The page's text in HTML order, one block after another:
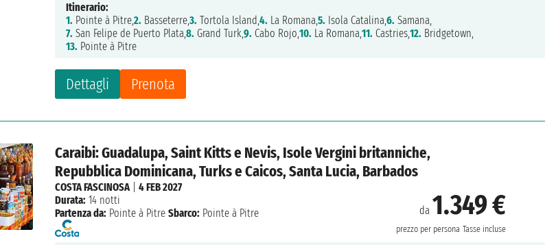
Dettagli Prenota
Itinerario:
1. Pointe à Pitre,2. Basseterre,3. Tortola Island,4. La Romana,5. Isola Catalina,6. Samana,
7. San Felipe de Puerto Plata,8. Grand Turk,9. Cabo Rojo,10. La Romana,11. Castries,12. Bridgetown,
13. Pointe à Pitre
Caraibi: Guadalupa, Saint Kitts e Nevis, Isole Vergini britanniche,
Repubblica Dominicana, Turks e Caicos, Santa Lucia, Barbados
da 1.349 €
prezzo per persona Tasse incluse
COSTA FASCINOSA|4 FEB 2027
Durata: 14 notti
Partenza da: Pointe à Pitre Sbarco: Pointe à Pitre